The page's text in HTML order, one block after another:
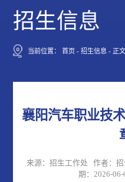
招生信息
当前位置： 首页 - 招生信息 - 正文
襄阳汽车职业技
来源：招生工作处 作者：
期：2026-06-